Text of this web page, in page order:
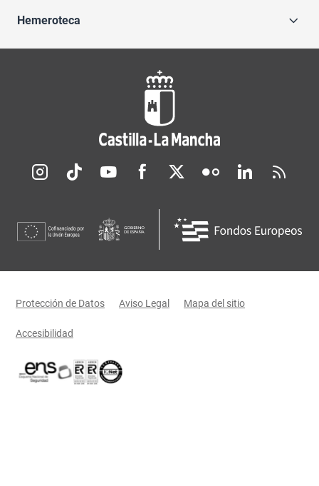
Hemeroteca
Redes sociales JCCM
Menú legal
Protección de Datos Aviso Legal Mapa del sitio
Accesibilidad